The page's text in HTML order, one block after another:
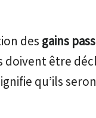
des gains
doivent être
qu’ils